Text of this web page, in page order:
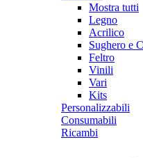
Mostra tutti
Legno
Acrilico
Sughero e
Feltro
Vinili
Vari
Kits
Personalizzabili
Consumabili
Ricambi